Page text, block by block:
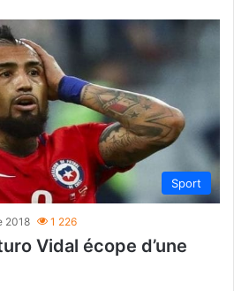
Sport
2018 1 226
Vidal écope d’une